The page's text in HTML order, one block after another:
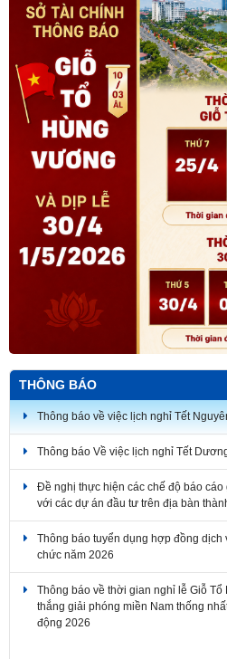
THÔNG BÁO
Thông báo về việc lịch nghỉ Tết
Thông báo Về việc lịch nghỉ Tết
Đề nghị thực hiện các chế độ báo
với các dự án đầu tư trên địa bàn
Thông báo tuyển dụng hợp đồng dịch
chức năm 2026
Thông báo về thời gian nghỉ lễ Giỗ
thắng giải phóng miền Nam thống
động 2026